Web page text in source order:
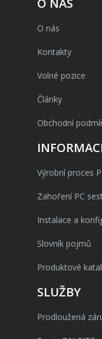
O NÁS
O nás
Kontakty
Volné pozice
Články
Obchodní
Výrobní proces
Zahoření PC
Instalace a
Slovník pojmů
Produktové
SLUŽBY
Prodloužená